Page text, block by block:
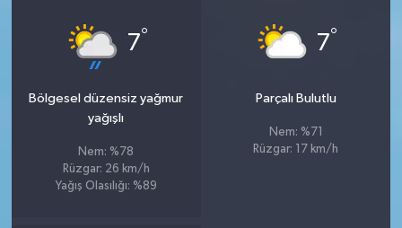
7°
Bölgesel düzensiz yağmur
yağışlı
Nem: %78
Rüzgar: 26 km/h
Yağış Olasılığı: %89
7°
Parçalı Bulutlu
Nem: %71
Rüzgar: 17 km/h